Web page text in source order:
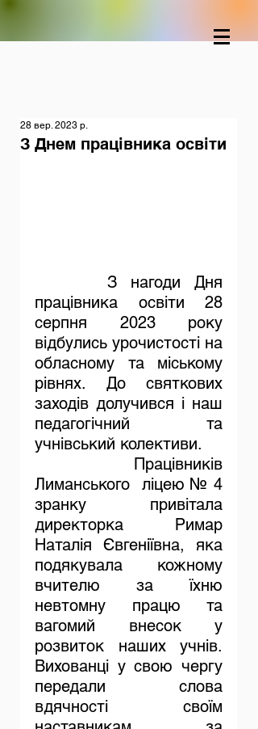
З Днем працівника освіти
28 вер. 2023 р.
  З нагоди Дня
працівника освіти 28
серпня 2023 року
відбулись урочистості на
обласному та міському
рівнях. До святкових
заходів долучився і наш
педагогічний та
учнівський колективи.
Працівників
Лиманського  ліцею № 4
зранку привітала
директорка Римар
Наталія Євгеніївна, яка
подякувала кожному
вчителю за їхню
невтомну працю та
вагомий внесок у
розвиток наших учнів.
Вихованці у свою чергу
передали слова
вдячності своїм